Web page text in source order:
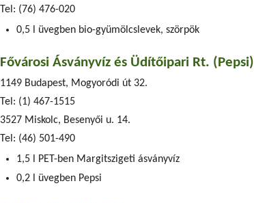
Tel: (76) 476-020
0,5 l üvegben bio-gyümölcslevek, szörpök
Fővárosi Ásványvíz és Üdítőipari Rt. (Pepsi)
1149 Budapest, Mogyoródi út 32.
Tel: (1) 467-1515
3527 Miskolc, Besenyői u. 14.
Tel: (46) 501-490
1,5 l PET-ben Margitszigeti ásványvíz
0,2 l üvegben Pepsi